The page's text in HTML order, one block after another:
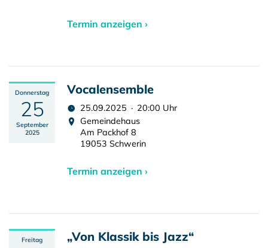
Termin anzeigen ›
Donnerstag
25
September
2025
Vocalensemble
25.09.2025 · 20:00 Uhr
Gemeindehaus
Am Packhof 8
19053 Schwerin
Termin anzeigen ›
Freitag „Von Klassik bis Jazz“